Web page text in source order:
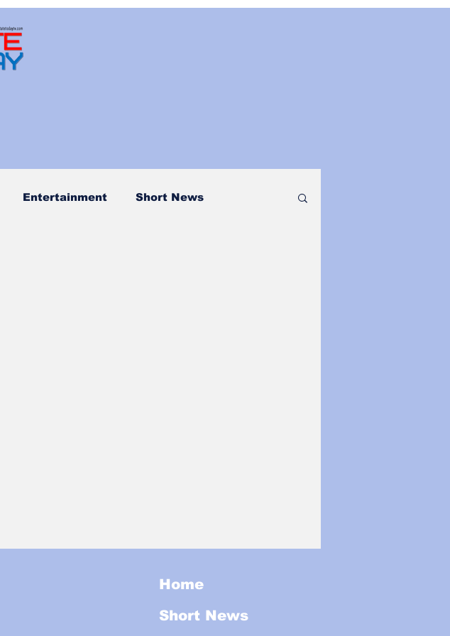
Entertainment Short News
Home
Short News